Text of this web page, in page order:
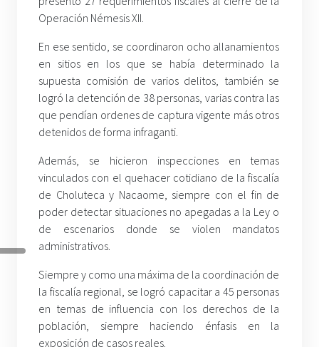
Operación Némesis XII.
En ese sentido, se coordinaron ocho allanamientos
en sitios en los que se había determinado la
supuesta comisión de varios delitos, también se
logró la detención de 38 personas, varias contra las
que pendían ordenes de captura vigente más otros
detenidos de forma infraganti.
Además, se hicieron inspecciones en temas
vinculados con el quehacer cotidiano de la fiscalía
de Choluteca y Nacaome, siempre con el fin de
poder detectar situaciones no apegadas a la Ley o
de escenarios donde se violen mandatos
administrativos.
Siempre y como una máxima de la coordinación de
la fiscalía regional, se logró capacitar a 45 personas
en temas de influencia con los derechos de la
población, siempre haciendo énfasis en la
exposición de casos reales.